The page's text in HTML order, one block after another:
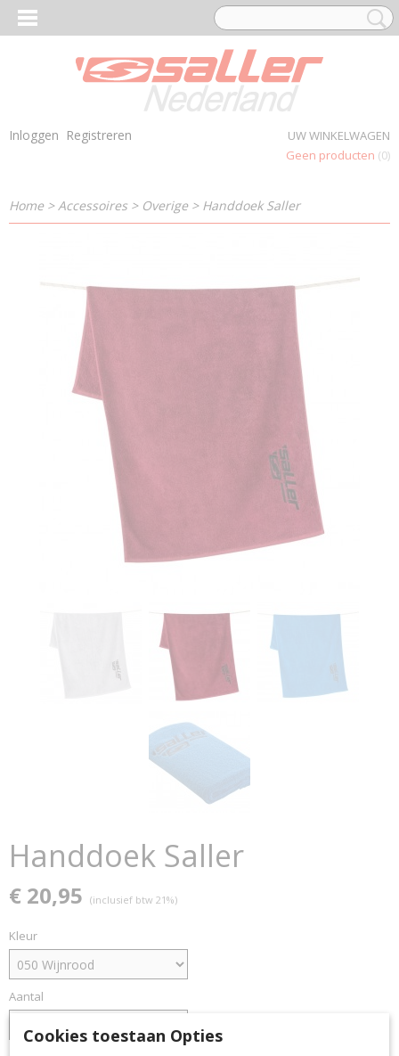
Inloggen Registreren
UW WINKELWAGEN
Geen producten (0)
Home> Accessoires > Overige> Handdoek Saller
Handdoek Saller
€ 20,95 (inclusief btw 21%)
Kleur
Aantal
Cookies toestaan Opties